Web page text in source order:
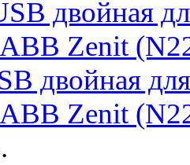
двойная
ABB Zenit